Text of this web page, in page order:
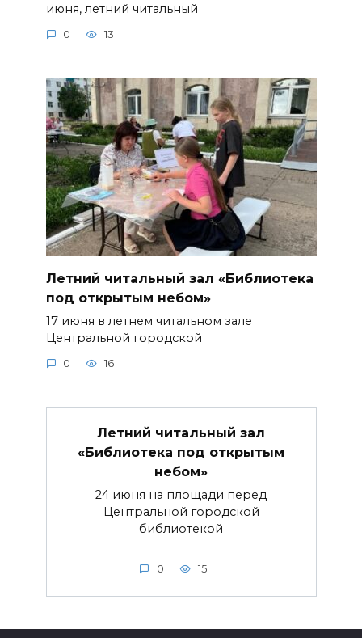
июня, летний читальный
0 13
Летний читальный зал «Библиотека
под открытым небом»
17 июня в летнем читальном зале
Центральной городской
0 16
Летний читальный зал
«Библиотека под открытым
небом»
24 июня на площади перед
Центральной городской
библиотекой
0 15